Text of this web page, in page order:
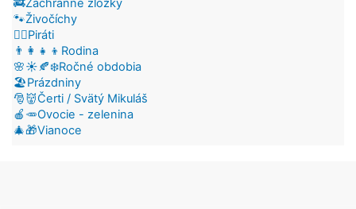
🚒Záchranné zložky
🐾Živočíchy
🏴‍☠️Piráti
👨‍👩‍👧‍👦Rodina
🌸☀️🍂❄️Ročné obdobia
🏖️Prázdniny
🎅👹Čerti / Svätý Mikuláš
🍎🥕Ovocie - zelenina
🎄🎁Vianoce